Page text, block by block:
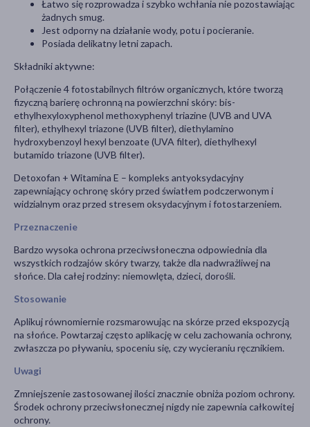
Łatwo się rozprowadza i szybko wchłania nie pozostawiając
żadnych smug.
Jest odporny na działanie wody, potu i pocieranie.
Posiada delikatny letni zapach.
Składniki aktywne:
Połączenie 4 fotostabilnych filtrów organicznych, które tworzą
fizyczną barierę ochronną na powierzchni skóry: bis-
ethylhexyloxyphenol methoxyphenyl triazine (UVB and UVA
filter), ethylhexyl triazone (UVB filter), diethylamino
hydroxybenzoyl hexyl benzoate (UVA filter), diethylhexyl
butamido triazone (UVB filter).
Detoxofan + Witamina E – kompleks antyoksydacyjny
zapewniający ochronę skóry przed światłem podczerwonym i
widzialnym oraz przed stresem oksydacyjnym i fotostarzeniem.
Przeznaczenie
Bardzo wysoka ochrona przeciwsłoneczna odpowiednia dla
wszystkich rodzajów skóry twarzy, także dla nadwrażliwej na
słońce. Dla całej rodziny: niemowlęta, dzieci, dorośli.
Stosowanie
Aplikuj równomiernie rozsmarowując na skórze przed ekspozycją
na słońce. Powtarzaj często aplikację w celu zachowania ochrony,
zwłaszcza po pływaniu, spoceniu się, czy wycieraniu ręcznikiem.
Uwagi
Zmniejszenie zastosowanej ilości znacznie obniża poziom ochrony.
Środek ochrony przeciwsłonecznej nigdy nie zapewnia całkowitej
ochrony.